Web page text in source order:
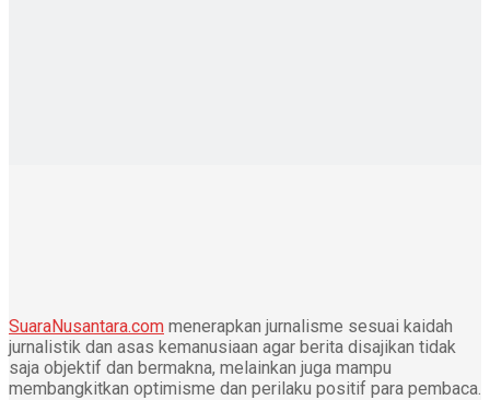
SuaraNusantara.com menerapkan jurnalisme sesuai kaidah
jurnalistik dan asas kemanusiaan agar berita disajikan tidak
saja objektif dan bermakna, melainkan juga mampu
membangkitkan optimisme dan perilaku positif para pembaca.